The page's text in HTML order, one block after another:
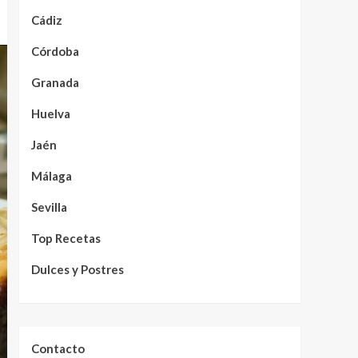
Cádiz
Córdoba
Granada
Huelva
Jaén
Málaga
Sevilla
Top Recetas
Dulces y Postres
Contacto